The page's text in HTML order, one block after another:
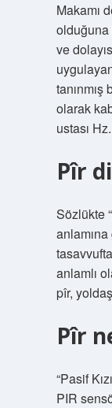
Makamı
olduğuna
ve
olarak
ustası Hz.
Pîr
Sözlükte
anlamlı
pîr,
Pîr
“Pasif
PIR